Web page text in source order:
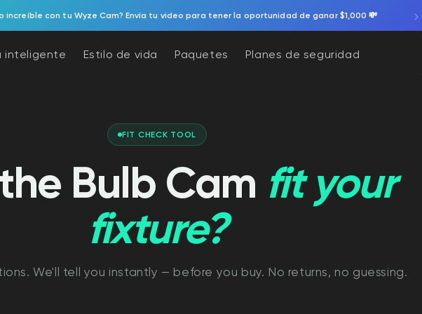
increíble con tu Wyze Cam? Envía tu video para tener la oportunidad de ganar $1,000 💸
inteligente Estilo de vida Paquetes Planes de seguridad
FIT CHECK TOOL
Bulb Cam fit your
fixture?
We'll tell you instantly — before you buy. No returns, no guessing.